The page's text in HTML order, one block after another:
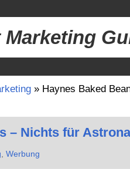
» Haynes Baked
– Nichts für
Werbung